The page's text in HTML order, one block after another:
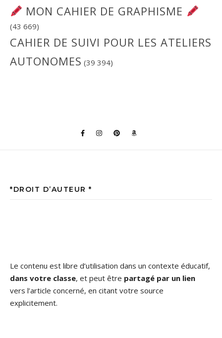
MON CAHIER DE GRAPHISME
(43 669)
CAHIER DE SUIVI POUR LES ATELIERS
AUTONOMES (39 394)
*DROIT D’AUTEUR *
Le contenu est libre d’utilisation dans un contexte éducatif,
dans votre classe, et peut être partagé par un lien
vers l’article concerné, en citant votre source
explicitement.